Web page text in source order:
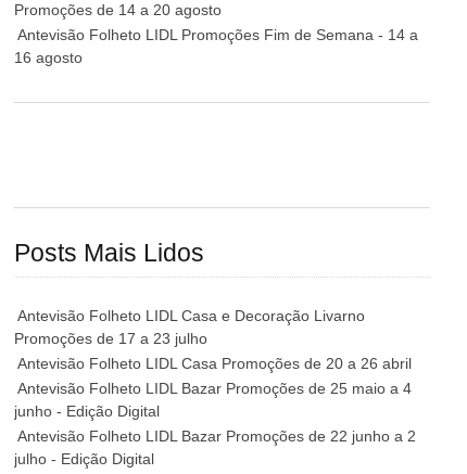
Promoções de 14 a 20 agosto
Antevisão Folheto LIDL Promoções Fim de Semana - 14 a
16 agosto
Posts Mais Lidos
Antevisão Folheto LIDL Casa e Decoração Livarno
Promoções de 17 a 23 julho
Antevisão Folheto LIDL Casa Promoções de 20 a 26 abril
Antevisão Folheto LIDL Bazar Promoções de 25 maio a 4
junho - Edição Digital
Antevisão Folheto LIDL Bazar Promoções de 22 junho a 2
julho - Edição Digital